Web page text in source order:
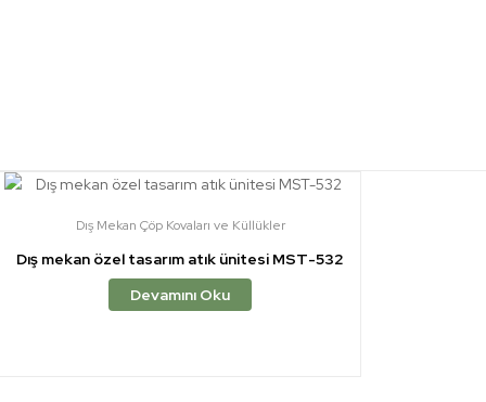
Dış Mekan Çöp Kovaları ve Küllükler
Dış mekan özel tasarım atık ünitesi MST-532
Devamını Oku